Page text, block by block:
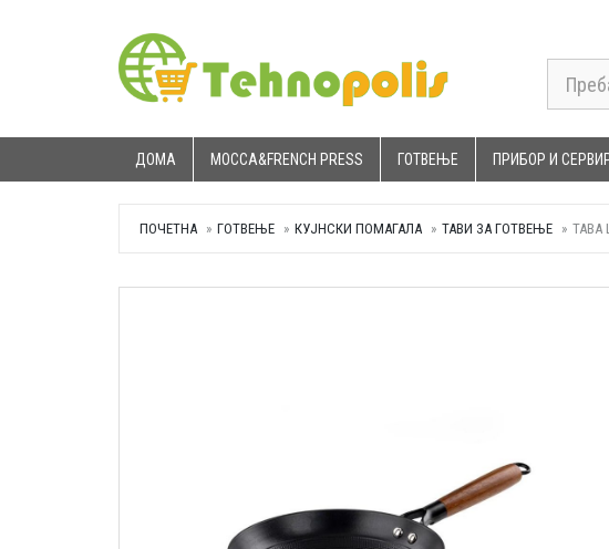
ДОМА MOCCA&FRENCH PRESS ГОТВЕЊЕ ПРИБОР И
ПОЧЕТНА ГОТВЕЊЕ КУЈНСКИ ПОМАГАЛА ТАВИ ЗА ГОТВЕЊЕ ТАВА